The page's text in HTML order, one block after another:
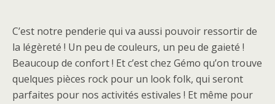
C’est notre penderie qui va aussi pouvoir ressortir de
la légèreté ! Un peu de couleurs, un peu de gaieté !
Beaucoup de confort ! Et c’est chez Gémo qu’on trouve
quelques pièces rock pour un look folk, qui seront
parfaites pour nos activités estivales ! Et même pour